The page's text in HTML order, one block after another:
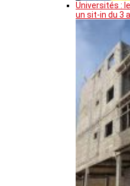
Universités :
un sit-in du 3